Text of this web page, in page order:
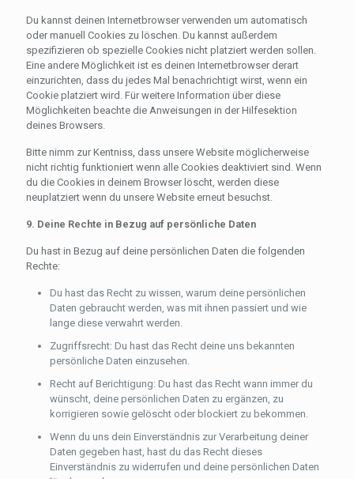
Du kannst deinen Internetbrowser verwenden um automatisch
oder manuell Cookies zu löschen. Du kannst außerdem
spezifizieren ob spezielle Cookies nicht platziert werden sollen.
Eine andere Möglichkeit ist es deinen Internetbrowser derart
einzurichten, dass du jedes Mal benachrichtigt wirst, wenn ein
Cookie platziert wird. Für weitere Information über diese
Möglichkeiten beachte die Anweisungen in der Hilfesektion
deines Browsers.
Bitte nimm zur Kentniss, dass unsere Website möglicherweise
nicht richtig funktioniert wenn alle Cookies deaktiviert sind. Wenn
du die Cookies in deinem Browser löscht, werden diese
neuplatziert wenn du unsere Website erneut besuchst.
9. Deine Rechte in Bezug auf persönliche Daten
Du hast in Bezug auf deine persönlichen Daten die folgenden
Rechte:
Du hast das Recht zu wissen, warum deine persönlichen
Daten gebraucht werden, was mit ihnen passiert und wie
lange diese verwahrt werden.
Zugriffsrecht: Du hast das Recht deine uns bekannten
persönliche Daten einzusehen.
Recht auf Berichtigung: Du hast das Recht wann immer du
wünscht, deine persönlichen Daten zu ergänzen, zu
korrigieren sowie gelöscht oder blockiert zu bekommen.
Wenn du uns dein Einverständnis zur Verarbeitung deiner
Daten gegeben hast, hast du das Recht dieses
Einverständnis zu widerrufen und deine persönlichen Daten